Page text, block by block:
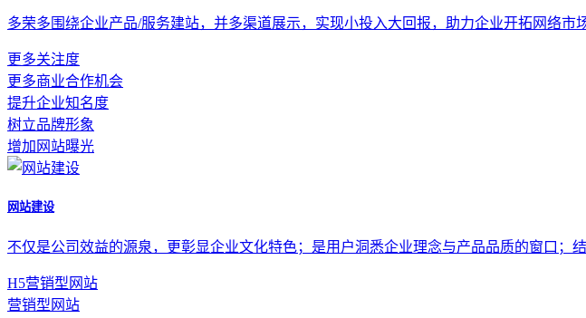
多荣多围绕企业产品/服务建站，并多渠道展示，实现小投入大回报，助力企业开拓网络市
更多关注度
更多商业合作机会
提升企业知名度
树立品牌形象
增加网站曝光
网站建设
不仅是公司效益的源泉，更彰显企业文化特色；是用户洞悉企业理念与产品品质的窗口；
H5营销型网站
营销型网站